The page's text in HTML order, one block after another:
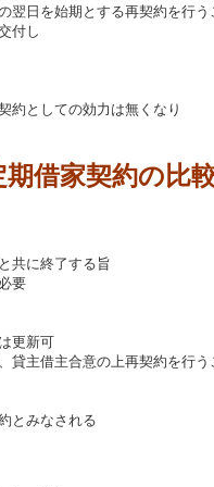
日を始期とする再契約を行う
付し
約としての効力は無くなり
期借家契約の比
共に終了する旨
要
更新可
主借主合意の上再契約を行う
とみなされる